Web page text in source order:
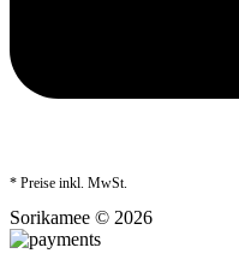
* Preise inkl. MwSt.
Sorikamee © 2026